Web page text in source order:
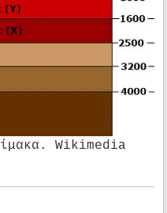
Wikimedia